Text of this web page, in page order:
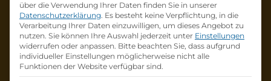
Firmenprofil besuchen
Andere Lehrstelle suchen
über die Verwendung Ihrer Daten finden Sie in unserer
Datenschutzerklärung. Es besteht keine Verpflichtung, in die
Verarbeitung Ihrer Daten einzuwilligen, um dieses Angebot zu
nutzen. Sie können Ihre Auswahl jederzeit unter Einstellungen
widerrufen oder anpassen. Bitte beachten Sie, dass aufgrund
individueller Einstellungen möglicherweise nicht alle
Funktionen der Website verfügbar sind.